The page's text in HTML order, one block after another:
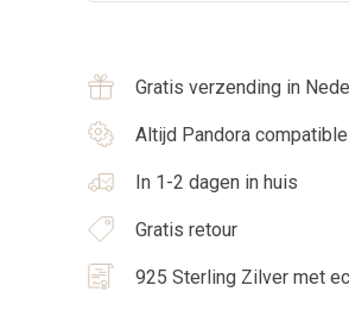
Gratis verzending in
Altijd Pandora compatible
In 1-2 dagen in huis
Gratis retour
925 Sterling Zilver met